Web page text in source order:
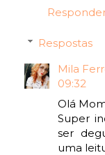
Respostas
Mila
09:32
Olá
Super
ser
uma